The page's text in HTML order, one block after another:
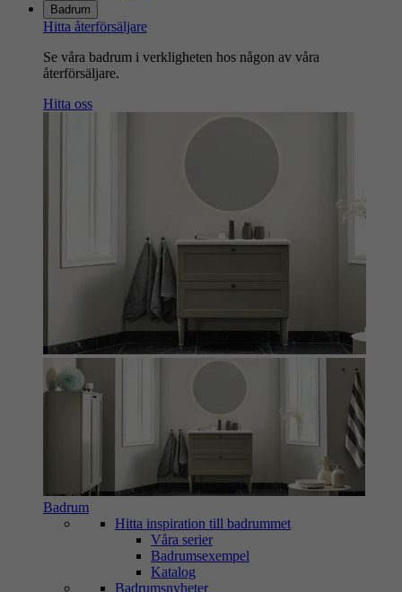
Badrum
Hitta återförsäljare
Se våra badrum i verkligheten hos någon av våra
återförsäljare.
Hitta oss
Badrum
Hitta inspiration till badrummet
Våra serier
Badrumsexempel
Katalog
Badrumsnyheter